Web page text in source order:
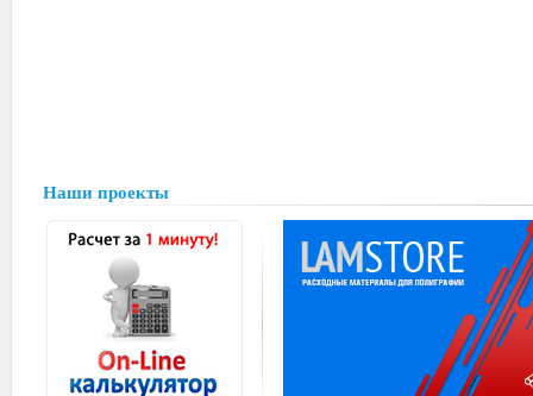
Наши проекты